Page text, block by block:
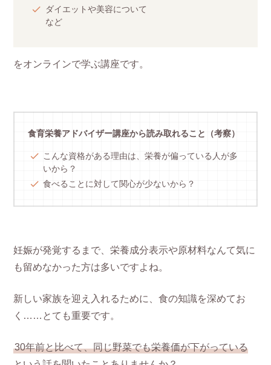
ダイエットや美容について
など
をオンラインで学ぶ講座です。
食育栄養アドバイザー講座から読み取れること（考察）
こんな資格がある理由は、栄養が偏っている人が多
いから？
食べることに対して関心が少ないから？
妊娠が発覚するまで、栄養成分表示や原材料なんて気に
も留めなかった方は多いですよね。
新しい家族を迎え入れるために、食の知識を深めてお
く……とても重要です。
30年前と比べて、同じ野菜でも栄養価が下がっている